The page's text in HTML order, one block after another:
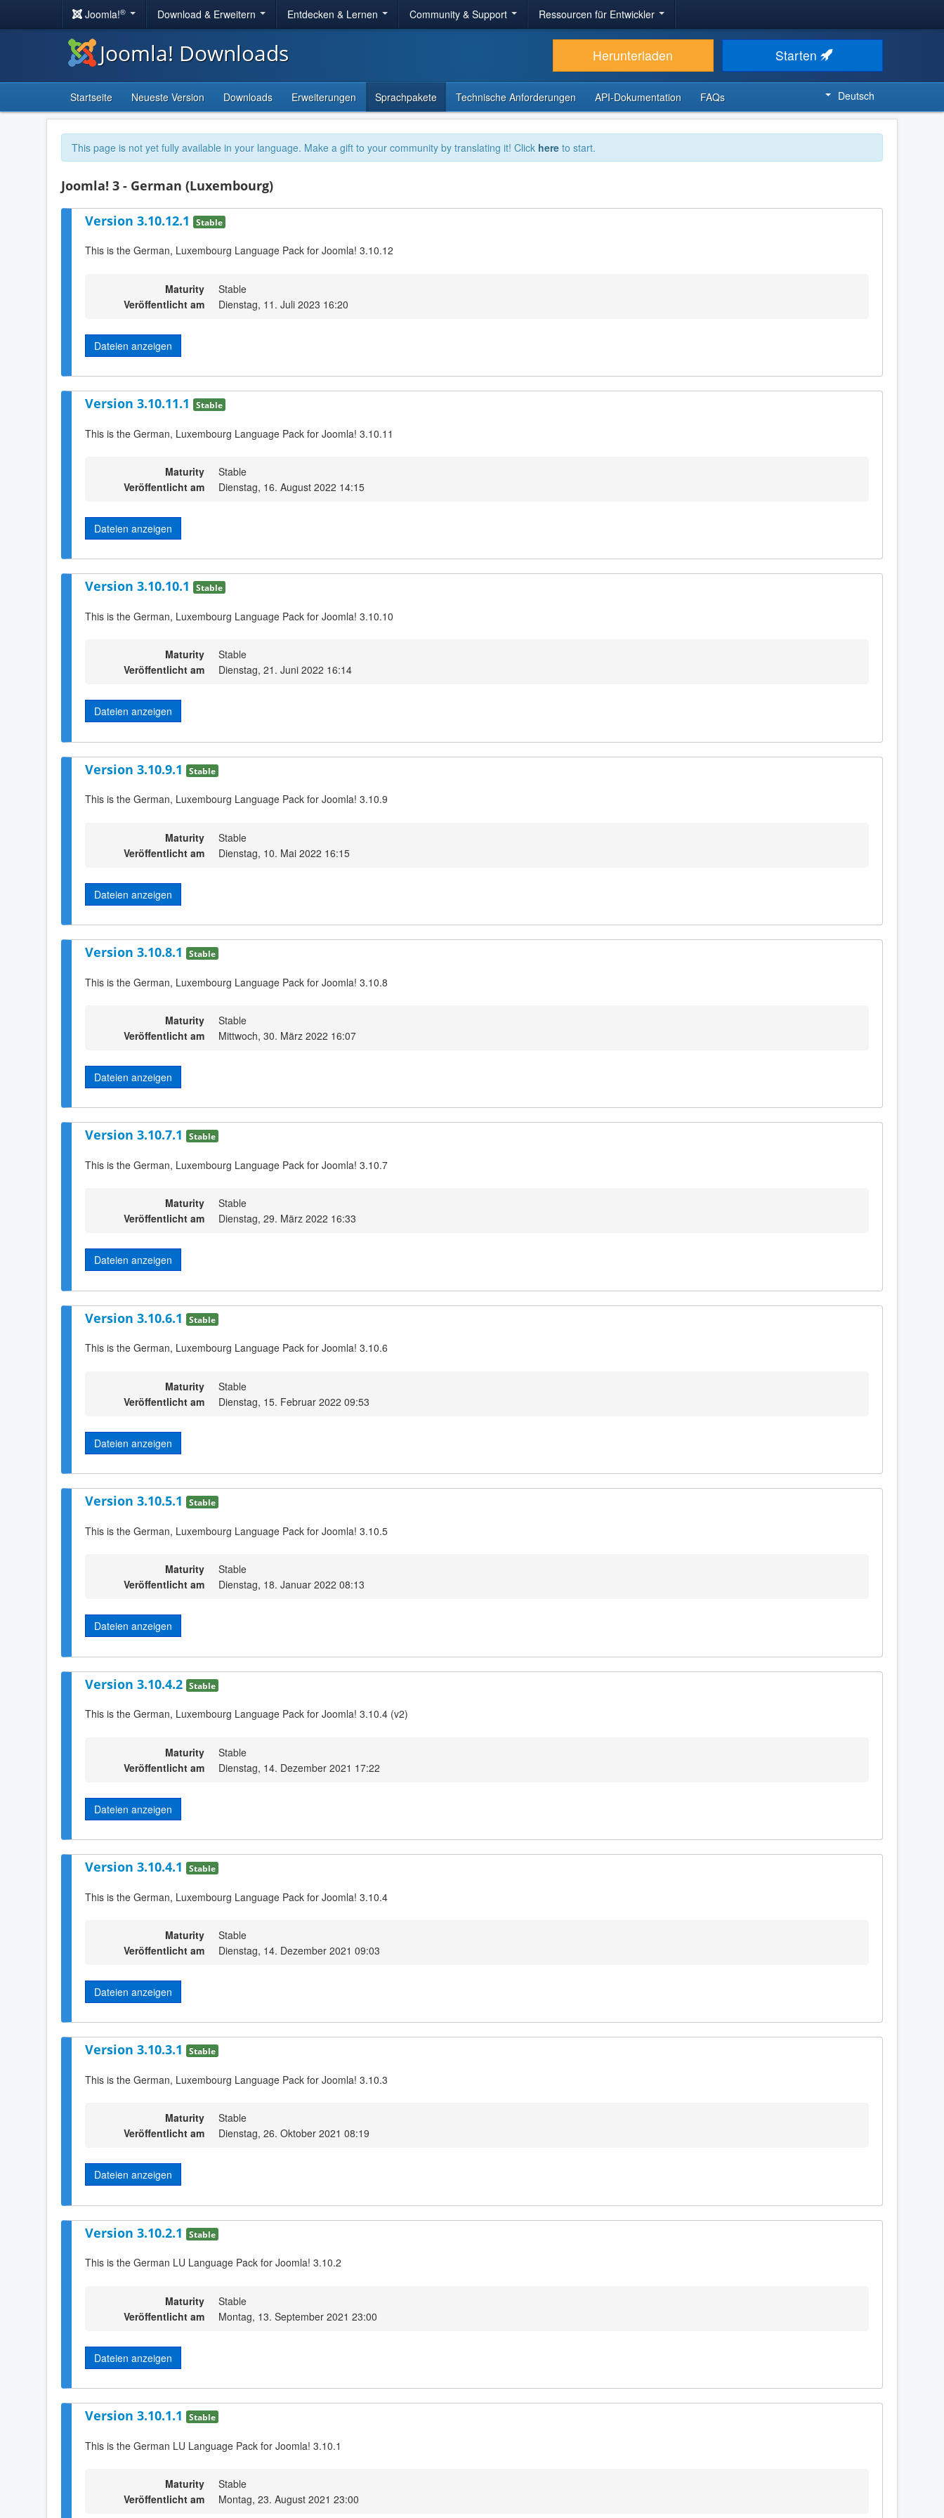
Joomla!® Download & Erweitern Entdecken & Lernen Community & Support Ressourcen für Entwickler
Joomla! Downloads Herunterladen Starten
Startseite Neueste Version Downloads Erweiterungen Sprachpakete Technische Anforderungen API-Dokumentation FAQs Deutsch
This page is not yet fully available in your language. Make a gift to your community by translating it! Click here to start.
Joomla! 3 - German (Luxembourg)
Version 3.10.12.1 Stable
This is the German, Luxembourg Language Pack for Joomla! 3.10.12
Maturity
Stable
Veröffentlicht am
Dienstag, 11. Juli 2023 16:20
Dateien anzeigen
Version 3.10.11.1 Stable
This is the German, Luxembourg Language Pack for Joomla! 3.10.11
Maturity
Stable
Veröffentlicht am
Dienstag, 16. August 2022 14:15
Dateien anzeigen
Version 3.10.10.1 Stable
This is the German, Luxembourg Language Pack for Joomla! 3.10.10
Maturity
Stable
Veröffentlicht am
Dienstag, 21. Juni 2022 16:14
Dateien anzeigen
Version 3.10.9.1 Stable
This is the German, Luxembourg Language Pack for Joomla! 3.10.9
Maturity
Stable
Veröffentlicht am
Dienstag, 10. Mai 2022 16:15
Dateien anzeigen
Version 3.10.8.1 Stable
This is the German, Luxembourg Language Pack for Joomla! 3.10.8
Maturity
Stable
Veröffentlicht am
Mittwoch, 30. März 2022 16:07
Dateien anzeigen
Version 3.10.7.1 Stable
This is the German, Luxembourg Language Pack for Joomla! 3.10.7
Maturity
Stable
Veröffentlicht am
Dienstag, 29. März 2022 16:33
Dateien anzeigen
Version 3.10.6.1 Stable
This is the German, Luxembourg Language Pack for Joomla! 3.10.6
Maturity
Stable
Veröffentlicht am
Dienstag, 15. Februar 2022 09:53
Dateien anzeigen
Version 3.10.5.1 Stable
This is the German, Luxembourg Language Pack for Joomla! 3.10.5
Maturity
Stable
Veröffentlicht am
Dienstag, 18. Januar 2022 08:13
Dateien anzeigen
Version 3.10.4.2 Stable
This is the German, Luxembourg Language Pack for Joomla! 3.10.4 (v2)
Maturity
Stable
Veröffentlicht am
Dienstag, 14. Dezember 2021 17:22
Dateien anzeigen
Version 3.10.4.1 Stable
This is the German, Luxembourg Language Pack for Joomla! 3.10.4
Maturity
Stable
Veröffentlicht am
Dienstag, 14. Dezember 2021 09:03
Dateien anzeigen
Version 3.10.3.1 Stable
This is the German, Luxembourg Language Pack for Joomla! 3.10.3
Maturity
Stable
Veröffentlicht am
Dienstag, 26. Oktober 2021 08:19
Dateien anzeigen
Version 3.10.2.1 Stable
This is the German LU Language Pack for Joomla! 3.10.2
Maturity
Stable
Veröffentlicht am
Montag, 13. September 2021 23:00
Dateien anzeigen
Version 3.10.1.1 Stable
This is the German LU Language Pack for Joomla! 3.10.1
Maturity
Stable
Veröffentlicht am
Montag, 23. August 2021 23:00